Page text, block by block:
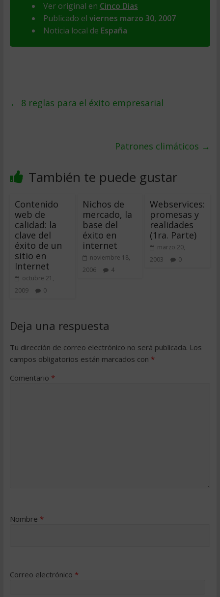
Ver original en Cinco Dias
Publicado el viernes marzo 30, 2007
Noticia local de España
← 8 reglas para el éxito empresarial
Patrones climáticos →
También te puede gustar
Contenido
web de
calidad: la
clave del
éxito de un
sitio en
Internet
octubre 21,
2009
0
Nichos de
mercado, la
base del
éxito en
internet
noviembre 18,
2006
4
Webservices:
promesas y
realidades
(1ra. Parte)
marzo 20,
2003
0
Deja una respuesta
Tu dirección de correo electrónico no será publicada. Los
campos obligatorios están marcados con *
Comentario *
Nombre *
Correo electrónico *